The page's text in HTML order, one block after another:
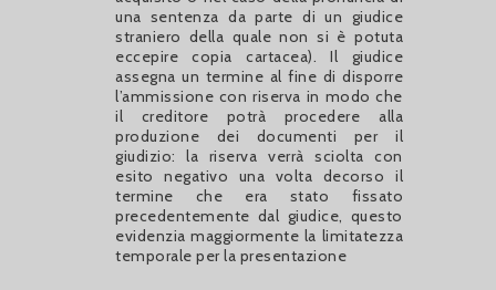
una sentenza da parte di un giudice
straniero della quale non si è potuta
eccepire copia cartacea). Il giudice
assegna un termine al fine di disporre
l’ammissione con riserva in modo che
il creditore potrà procedere alla
produzione dei documenti per il
giudizio: la riserva verrà sciolta con
esito negativo una volta decorso il
termine che era stato fissato
precedentemente dal giudice, questo
evidenzia maggiormente la limitatezza
temporale per la presentazione